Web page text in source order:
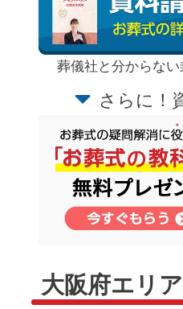
葬儀社と分からな
さらに！
大阪府エリ